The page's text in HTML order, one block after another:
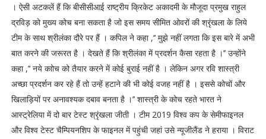
। ऐसी अटकलें हैं कि बीसीसीआई राष्ट्रीय क्रिकेट अकादमी के मौजूदा प्रमुख राहुल
द्रविड़ को मुख्य कोच बना सकता है जो इस समय सीमित ओवरों की श्रृंखला के लिये
टीम के साथ श्रीलंका दौरे पर हैं । कपिल ने कहा ,‘‘ मुझे नहीं लगता कि इस बारे में अभी
बात करने की जरूरत है । देखते हैं कि श्रीलंका में प्रदर्शन कैसा रहता है ।’’ उन्होंने
कहा ,‘‘ नये काोच को तैयार करने में कोई बुराई नहीं है । लेकिन अगर रवि शास्त्री
अच्छा प्रदर्शन कर रहे हैं तो उन्हें हटाने की भी कोई वजह नहीं है । इससे कोचों और
खिलाड़ियों पर अनावश्यक दबाव बनता है ।’’ शास्त्री के कोच रहते भारत ने
आस्ट्रेलिया में दो बार टेस्ट श्रृंखला जीती । टीम 2019 विश्व कप के सेमीफाइनल
और विश्व टेस्ट चैम्पियनशिप के फाइनल में पहुंची जहां उसे न्यूजीलैंड ने हराया । विराट